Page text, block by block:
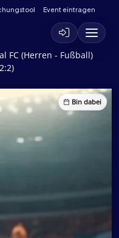
Event eintragen
FC (Herren - Fußball)
Bin dabei